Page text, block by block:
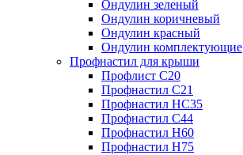
Ондулин зеленый
Ондулин коричневый
Ондулин красный
Ондулин комплектующие
Профнастил для крыши
Профлист С20
Профнастил С21
Профнастил НС35
Профнастил С44
Профнастил Н60
Профнастил Н75